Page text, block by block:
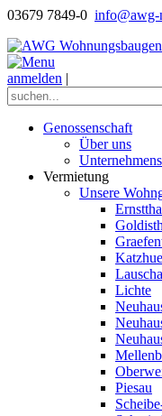
03679 7849-0 info@awg-
anmelden |
Genossenschaft
Über uns
Vermietung
Unsere
Lauscha
Lichte
Piesau